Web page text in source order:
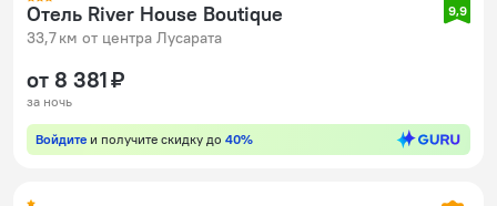
Отель River House Boutique
33,7 км от центра Лусарата
9,9
от 8 381 ₽
за ночь
Войдите и получите скидку до 40%